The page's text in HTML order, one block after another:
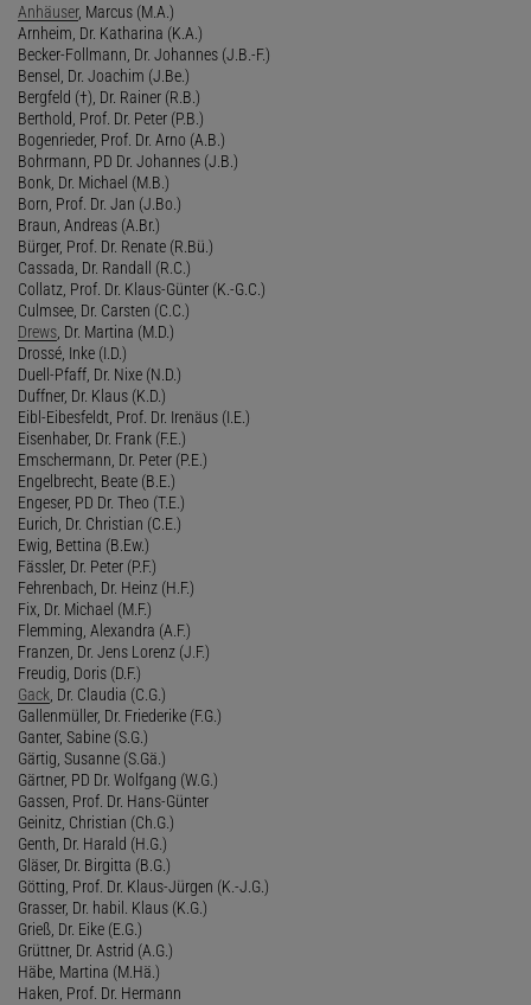
Anhäuser, Marcus (M.A.)
Arnheim, Dr. Katharina (K.A.)
Becker-Follmann, Dr. Johannes (J.B.-F.)
Bensel, Dr. Joachim (J.Be.)
Bergfeld (†), Dr. Rainer (R.B.)
Berthold, Prof. Dr. Peter (P.B.)
Bogenrieder, Prof. Dr. Arno (A.B.)
Bohrmann, PD Dr. Johannes (J.B.)
Bonk, Dr. Michael (M.B.)
Born, Prof. Dr. Jan (J.Bo.)
Braun, Andreas (A.Br.)
Bürger, Prof. Dr. Renate (R.Bü.)
Cassada, Dr. Randall (R.C.)
Collatz, Prof. Dr. Klaus-Günter (K.-G.C.)
Culmsee, Dr. Carsten (C.C.)
Drews , Dr. Martina (M.D.)
Drossé, Inke (I.D.)
Duell-Pfaff, Dr. Nixe (N.D.)
Duffner, Dr. Klaus (K.D.)
Eibl-Eibesfeldt, Prof. Dr. Irenäus (I.E.)
Eisenhaber, Dr. Frank (F.E.)
Emschermann, Dr. Peter (P.E.)
Engelbrecht, Beate (B.E.)
Engeser, PD Dr. Theo (T.E.)
Eurich, Dr. Christian (C.E.)
Ewig, Bettina (B.Ew.)
Fässler, Dr. Peter (P.F.)
Fehrenbach, Dr. Heinz (H.F.)
Fix, Dr. Michael (M.F.)
Flemming, Alexandra (A.F.)
Franzen, Dr. Jens Lorenz (J.F.)
Freudig, Doris (D.F.)
Gack , Dr. Claudia (C.G.)
Gallenmüller, Dr. Friederike (F.G.)
Ganter, Sabine (S.G.)
Gärtig, Susanne (S.Gä.)
Gärtner, PD Dr. Wolfgang (W.G.)
Gassen, Prof. Dr. Hans-Günter
Geinitz, Christian (Ch.G.)
Genth, Dr. Harald (H.G.)
Gläser, Dr. Birgitta (B.G.)
Götting, Prof. Dr. Klaus-Jürgen (K.-J.G.)
Grasser, Dr. habil. Klaus (K.G.)
Grieß, Dr. Eike (E.G.)
Grüttner, Dr. Astrid (A.G.)
Häbe, Martina (M.Hä.)
Haken, Prof. Dr. Hermann